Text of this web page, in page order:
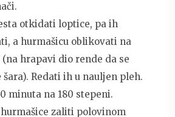
otkidati loptice, pa ih
a hurmašicu oblikovati na
(na hrapavi dio rende da se
šara). Redati ih u nauljen pleh.
minuta na 180 stepeni.
hurmašice zaliti polovinom